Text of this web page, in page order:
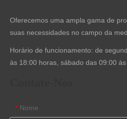
Oferecemos uma ampla gama de
suas necessidades no campo da
Horário de funcionamento: de
às 18:00 horas, sábado das 09:00
* Nome